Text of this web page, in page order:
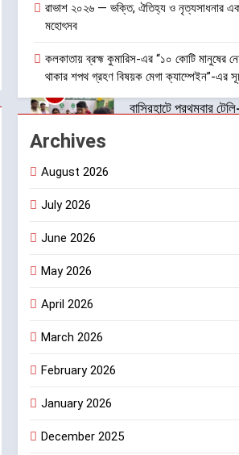
আন্তর্জাতিক খেতাবজয়ী
বারুয়া চেস একাডেমি
খেলা
বাসিরহাটে প্রথমবার টেলি-
3
4
রাভাশ ২০২৬ — ভক্তি, ঐতিহ্য ও নৃত্যসাধনার
মহোৎসব
কলকাতায় ব্রহ্ম কুমারিস-এর “১০ কোটি মানুষের
থাকার শপথ গ্রহণ বিষয়ক মেগা ক্যাম্পেইন”-এর
Archives
August 2026
July 2026
June 2026
May 2026
April 2026
March 2026
February 2026
January 2026
December 2025